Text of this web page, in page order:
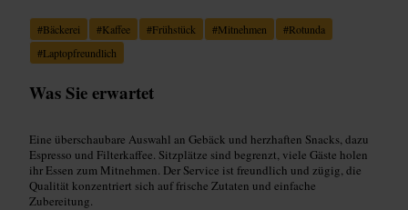
#Bäckerei #Kaffee #Frühstück #Mitnehmen #Rotunda
#Laptopfreundlich
Was Sie erwartet
Eine überschaubare Auswahl an Gebäck und herzhaften Snacks, dazu
Espresso und Filterkaffee. Sitzplätze sind begrenzt, viele Gäste holen
ihr Essen zum Mitnehmen. Der Service ist freundlich und zügig, die
Qualität konzentriert sich auf frische Zutaten und einfache
Zubereitung.